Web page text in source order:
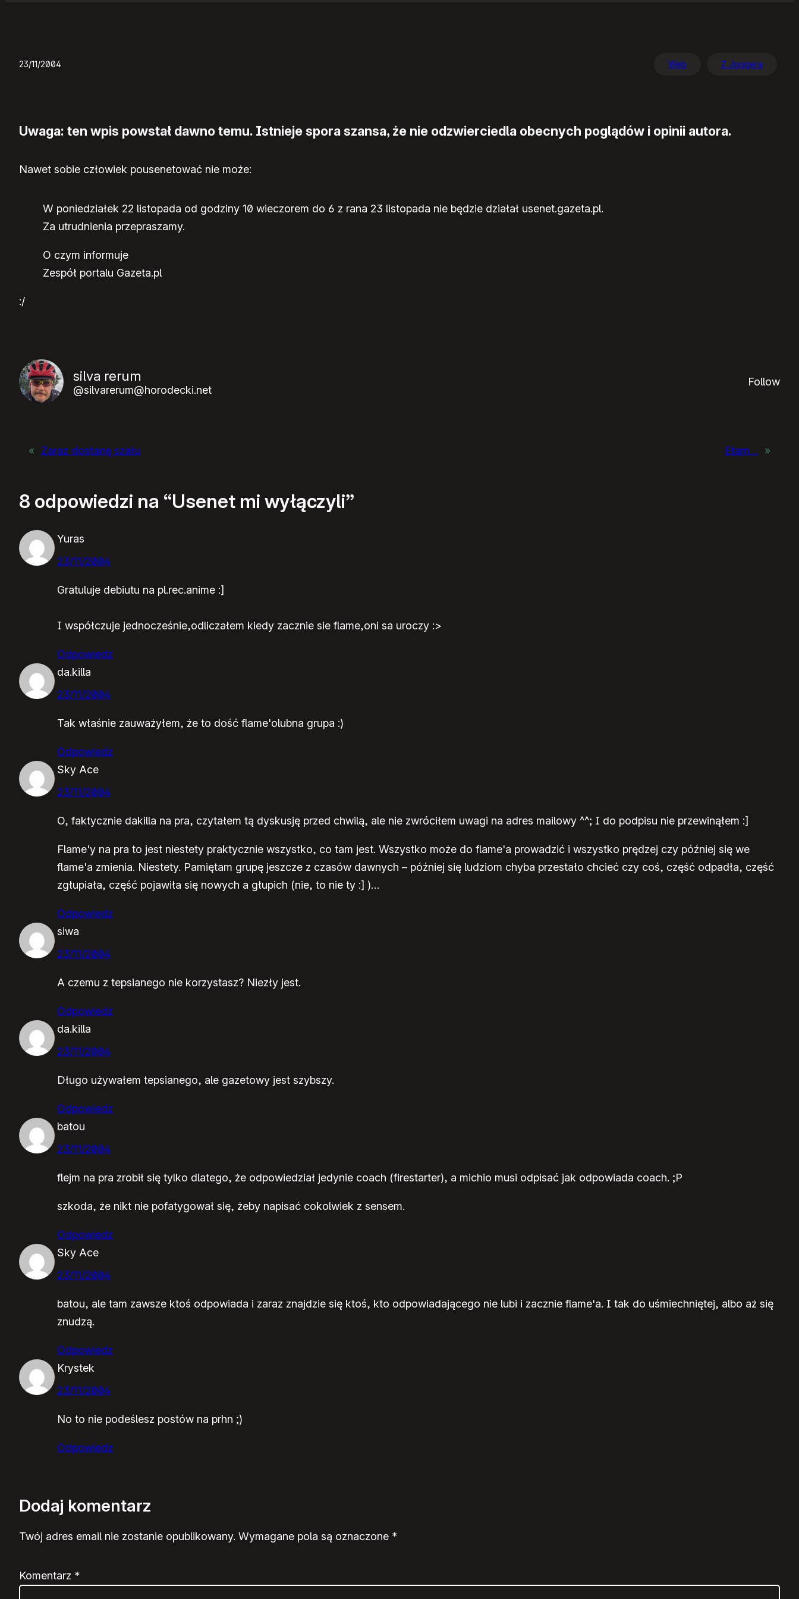
23/11/2004 Web Z Joggera
Uwaga: ten wpis powstał dawno temu. Istnieje spora szansa, że nie odzwierciedla obecnych poglądów i opinii autora.
Nawet sobie człowiek pousenetować nie może:
W poniedziałek 22 listopada od godziny 10 wieczorem do 6 z rana 23 listopada nie będzie działał usenet.gazeta.pl.
Za utrudnienia przepraszamy.
O czym informuje
Zespół portalu Gazeta.pl
:/
silva rerum
@silvarerum@horodecki.net
Follow
« Zaraz dostanę szału Etam… »
8 odpowiedzi na “Usenet mi wyłączyli”
Yuras
23/11/2004
Gratuluje debiutu na pl.rec.anime :]
I współczuje jednocześnie,odliczałem kiedy zacznie sie flame,oni sa uroczy :>
Odpowiedz
da.killa
23/11/2004
Tak właśnie zauważyłem, że to dość flame'olubna grupa :)
Odpowiedz
Sky Ace
23/11/2004
O, faktycznie dakilla na pra, czytałem tą dyskusję przed chwilą, ale nie zwróciłem uwagi na adres mailowy ^^; I do podpisu nie przewinąłem :]
Flame'y na pra to jest niestety praktycznie wszystko, co tam jest. Wszystko może do flame'a prowadzić i wszystko prędzej czy później się we
flame'a zmienia. Niestety. Pamiętam grupę jeszcze z czasów dawnych – później się ludziom chyba przestało chcieć czy coś, część odpadła, część
zgłupiała, część pojawiła się nowych a głupich (nie, to nie ty :] )…
Odpowiedz
siwa
23/11/2004
A czemu z tepsianego nie korzystasz? Niezły jest.
Odpowiedz
da.killa
23/11/2004
Długo używałem tepsianego, ale gazetowy jest szybszy.
Odpowiedz
batou
23/11/2004
flejm na pra zrobił się tylko dlatego, że odpowiedział jedynie coach (firestarter), a michio musi odpisać jak odpowiada coach. ;P
szkoda, że nikt nie pofatygował się, żeby napisać cokolwiek z sensem.
Odpowiedz
Sky Ace
23/11/2004
batou, ale tam zawsze ktoś odpowiada i zaraz znajdzie się ktoś, kto odpowiadającego nie lubi i zacznie flame'a. I tak do uśmiechniętej, albo aż się
znudzą.
Odpowiedz
Krystek
23/11/2004
No to nie podeślesz postów na prhn ;)
Odpowiedz
Dodaj komentarz
Twój adres email nie zostanie opublikowany. Wymagane pola są oznaczone *
Komentarz *